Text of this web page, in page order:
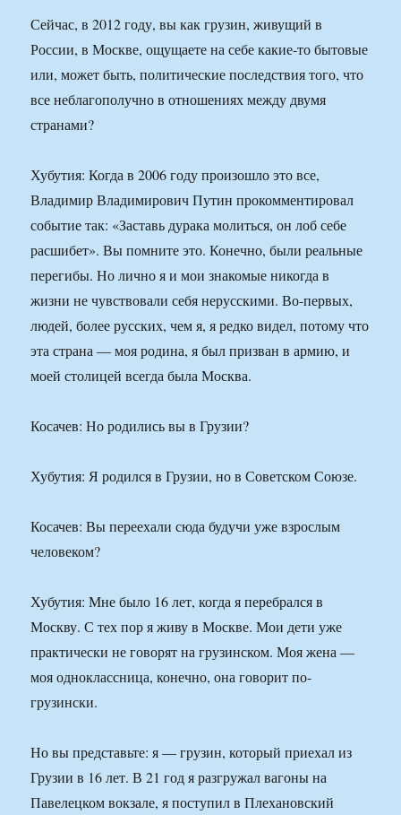
Сейчас, в 2012 году, вы как грузин, живущий в
России, в Москве, ощущаете на себе какие-то бытовые
или, может быть, политические последствия того, что
все неблагополучно в отношениях между двумя
странами?
Хубутия: Когда в 2006 году произошло это все,
Владимир Владимирович Путин прокомментировал
событие так: «Заставь дурака молиться, он лоб себе
расшибет». Вы помните это. Конечно, были реальные
перегибы. Но лично я и мои знакомые никогда в
жизни не чувствовали себя нерусскими. Во-первых,
людей, более русских, чем я, я редко видел, потому что
эта страна — моя родина, я был призван в армию, и
моей столицей всегда была Москва.
Косачев: Но родились вы в Грузии?
Хубутия: Я родился в Грузии, но в Советском Союзе.
Косачев: Вы переехали сюда будучи уже взрослым
человеком?
Хубутия: Мне было 16 лет, когда я перебрался в
Москву. С тех пор я живу в Москве. Мои дети уже
практически не говорят на грузинском. Моя жена —
моя одноклассница, конечно, она говорит по-
грузински.
Но вы представьте: я — грузин, который приехал из
Грузии в 16 лет. В 21 год я разгружал вагоны на
Павелецком вокзале, я поступил в Плехановский